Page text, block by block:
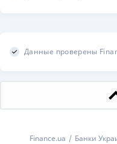
Данные проверены
Finance.ua Банки